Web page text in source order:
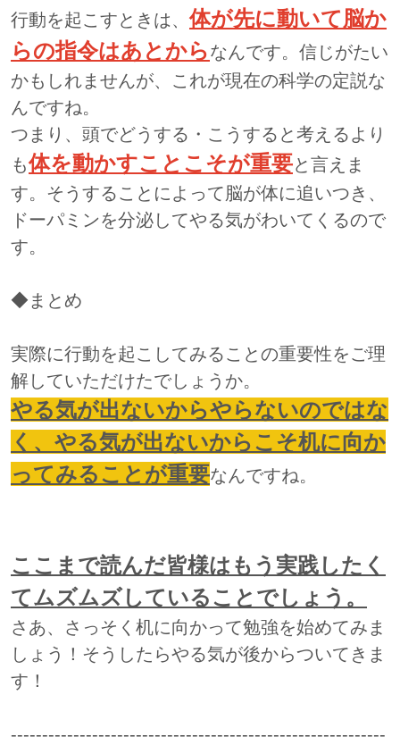
行動を起こすときは、体が先に動いて脳か
らの指令はあとからなんです。信じがたい
かもしれませんが、これが現在の科学の定説な
んですね。
つまり、頭でどうする・こうすると考えるより
も体を動かすことこそが重要と言えま
す。そうすることによって脳が体に追いつき、
ドーパミンを分泌してやる気がわいてくるので
す。
◆まとめ
実際に行動を起こしてみることの重要性をご理
解していただけたでしょうか。
やる気が出ないからやらないのではな
く、やる気が出ないからこそ机に向か
ってみることが重要なんですね。
ここまで読んだ皆様はもう実践したく
てムズムズしていることでしょう。
さあ、さっそく机に向かって勉強を始めてみま
しょう！そうしたらやる気が後からついてきま
す！
------------------------------------------------------------